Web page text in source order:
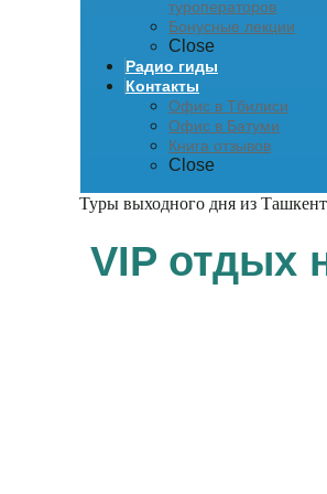
туроператоров
Бонусные лекции
Close
Радио гиды
Контакты
Офис в Тбилиси
Офис в Батуми
Книга отзывов
Close
Туры выходного дня из
VIP отдых